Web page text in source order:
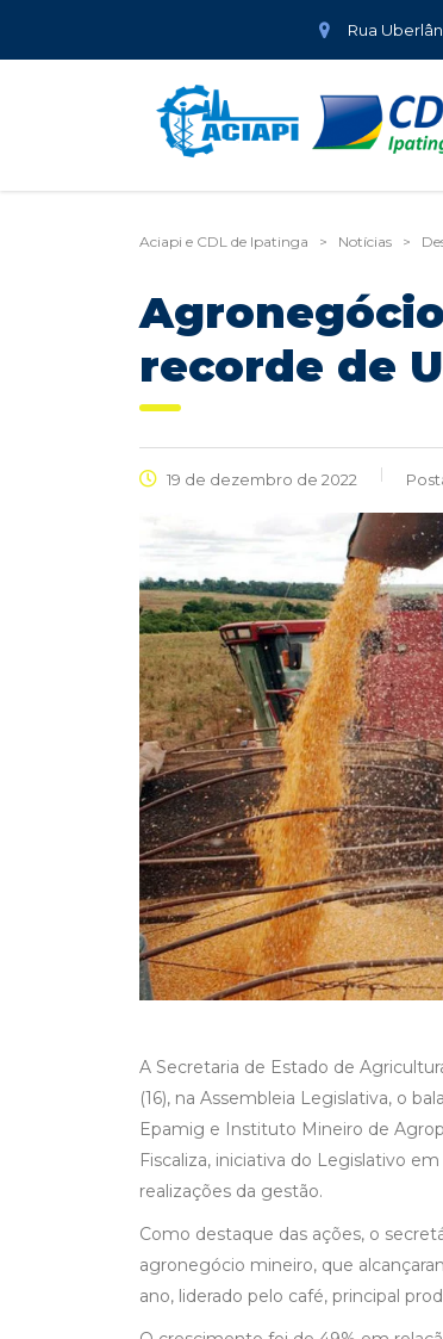
Rua
Aciapi e CDL de Ipatinga > Notícias >
recorde de
19 de dezembro de 2022
A Secretaria de Estado de
(16), na Assembleia Legislativa, o
Epamig e Instituto Mineiro de
Fiscaliza, iniciativa do Legislativo
realizações da gestão.
Como destaque das ações, o
agronegócio mineiro, que
ano, liderado pelo café, principal